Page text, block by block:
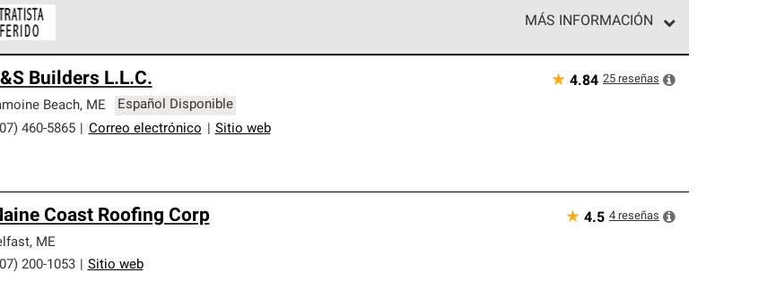
MÁS INFORMACIÓN
altos estándares y requisitos estrictos de profesionalismo y confiabilidad.
Builders L.L.C.
Beach, ME
Español Disponible
460-5865
Correo electrónico Sitio web
★ 4.84 25 reseñas
Coast Roofing Corp
, ME
200-1053
Sitio web
★ 4.5 4 reseñas